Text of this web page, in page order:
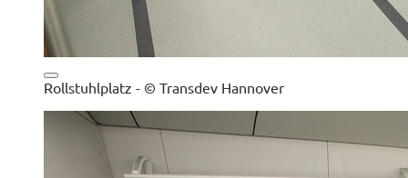
Rollstuhlplatz - © Transdev Hannover